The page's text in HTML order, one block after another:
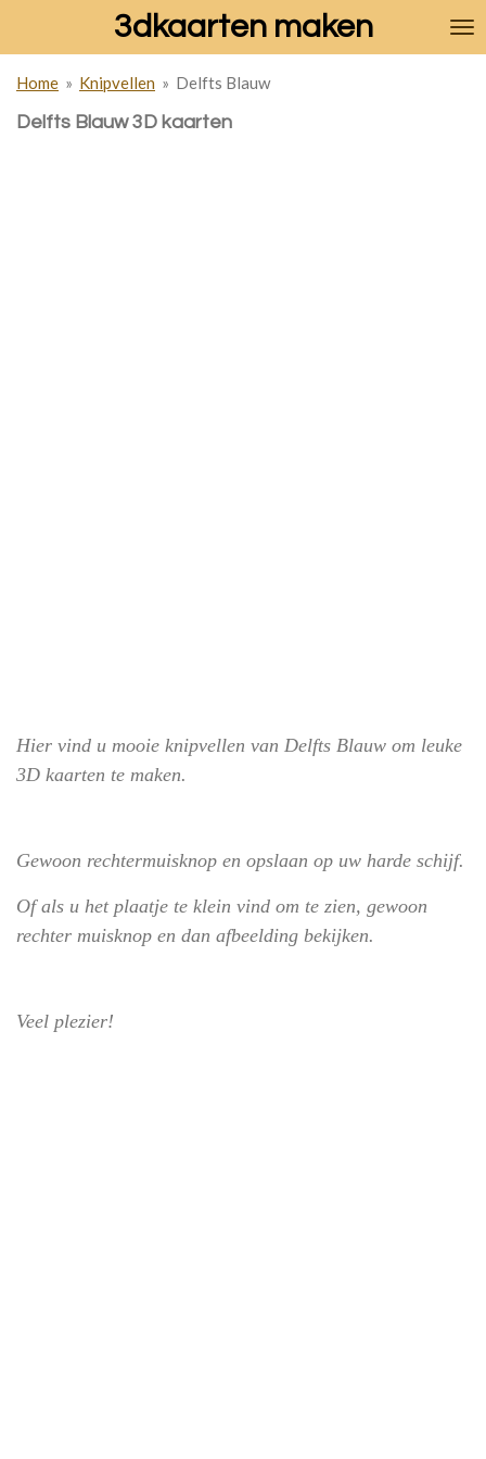
de
hoofdinhoud
3dkaarten maken
Home » Knipvellen » Delfts Blauw
Delfts Blauw 3D kaarten
Hier vind u mooie knipvellen van Delfts Blauw om leuke
3D kaarten te maken.
Gewoon rechtermuisknop en opslaan op uw harde schijf.
Of als u het plaatje te klein vind om te zien, gewoon
rechter muisknop en dan afbeelding bekijken.
Veel plezier!